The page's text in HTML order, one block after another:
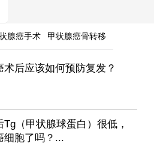
腺癌手术 甲状腺癌骨转移
术后应该如何预防复发？
（甲状腺球蛋白）很低，
细胞了吗？...